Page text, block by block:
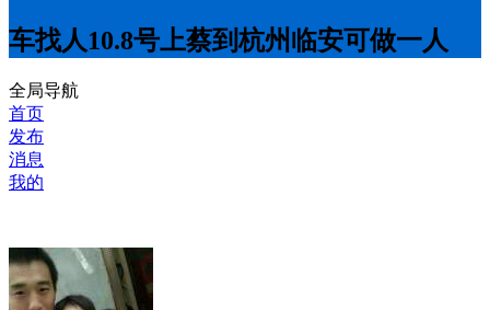
车找人10.8号上蔡到杭州临安可做一人
全局导航
首页
发布
消息
我的